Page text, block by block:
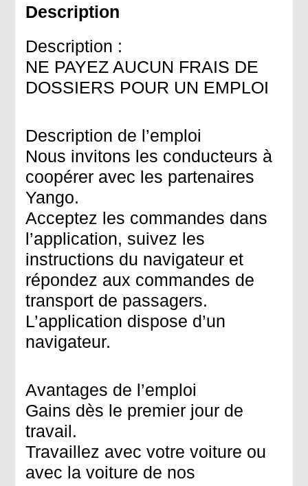
Description
Description :
NE PAYEZ AUCUN FRAIS DE
DOSSIERS POUR UN EMPLOI
Description de l’emploi
Nous invitons les conducteurs à
coopérer avec les partenaires
Yango.
Acceptez les commandes dans
l’application, suivez les
instructions du navigateur et
répondez aux commandes de
transport de passagers.
L’application dispose d’un
navigateur.
Avantages de l’emploi
Gains dès le premier jour de
travail.
Travaillez avec votre voiture ou
avec la voiture de nos